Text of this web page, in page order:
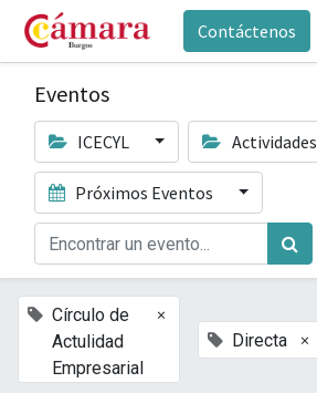
Contáctenos
Eventos
ICECYL Actividades
Próximos Eventos
Círculo de
Actulidad
Empresarial
×
Directa ×